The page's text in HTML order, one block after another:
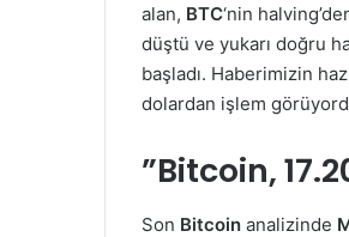
alan, BTC‘nin
düştü ve yukarı doğru
başladı. Haberimizin
dolardan işlem
”Bitcoin,
Son Bitcoin analizinde